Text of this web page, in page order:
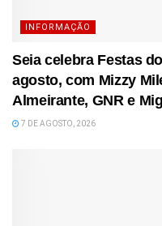
INFORMAÇÃO
Seia celebra Festas
agosto, com Mizzy
Almeirante, GNR e
7 DE AGOSTO, 2026